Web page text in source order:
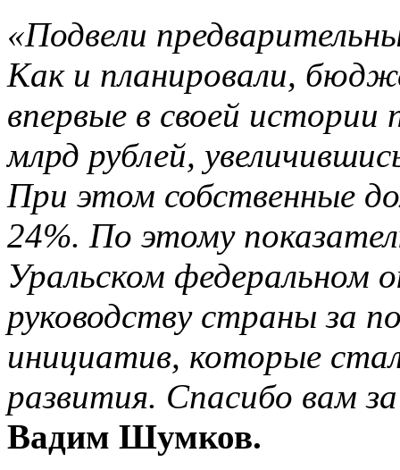
«Подвели
Как и планировали,
впервые в своей
млрд рублей,
При этом собственные
24%. По этому
Уральском федеральном
руководству страны за
инициатив, которые
развития. Спасибо вам
Вадим Шумков.